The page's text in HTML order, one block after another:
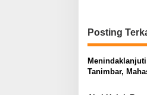
Posting
Tanimbar,